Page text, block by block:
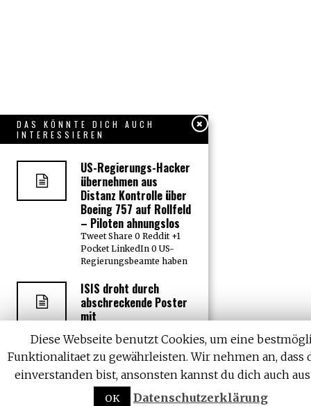
Diese Webseite benutzt Cookies, um eine
Funktionalitaet zu gewährleisten. Wir nehmen an, dass
einverstanden bist, ansonsten kannst du dich auch
OK Datenschutzerklärung
DAS KÖNNTE DICH AUCH
INTERESSIEREN
US-Regierungs-Hacker
übernehmen aus
Distanz Kontrolle über
Boeing 757 auf Rollfeld
– Piloten ahnungslos
Tweet Share 0 Reddit +1
Pocket LinkedIn 0 US-
Regierungsbeamte haben
ISIS droht durch
abschreckende Poster
mit
Weihnachtsanschlägen
auf New York, London,
Paris & Vatikan
Tweet Share 0 Reddit +1
Pocket LinkedIn 0
Während die